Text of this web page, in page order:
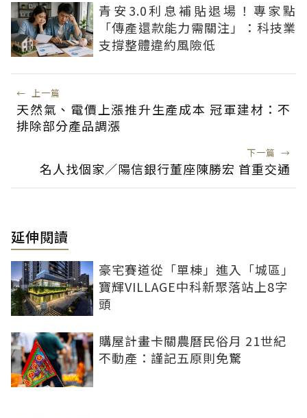
青安3.0利息補貼退場！專家點
「傳產還款能力需關注」：科技業
支撐整體違約風險低
← 上一篇
天然氣、電價上漲推升生產成本 冠軍建材：不
排除部分產品調漲
下一篇 →
名人找個家／陽信銀行董座陳勝宏 首重交通
延伸閱讀
豪宅賽道從「單棟」進入「城區」
寶輝VILLAGE中科新聚落站上8字
頭
購屋計畫卡關農曆民俗月 21世紀
不動產：謹記五原則免驚